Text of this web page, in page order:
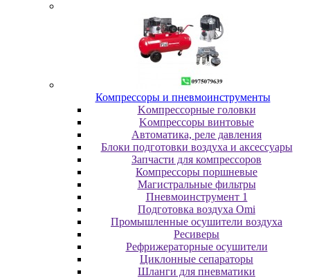
Компрессоры и пневмоинструменты
Koмпpeccopныe гoлoвки
Koмпpeccopы винтoвыe
Автоматика, реле давления
Блоки подготовки воздуха и аксессуары
Запчасти для компрессоров
Компрессоры поршневые
Магистральные фильтры
Пневмоинструмент 1
Подготовка воздуха Omi
Промышленные осушители воздуха
Ресиверы
Рефрижераторные осушители
Циклонные сепараторы
Шланги для пневматики